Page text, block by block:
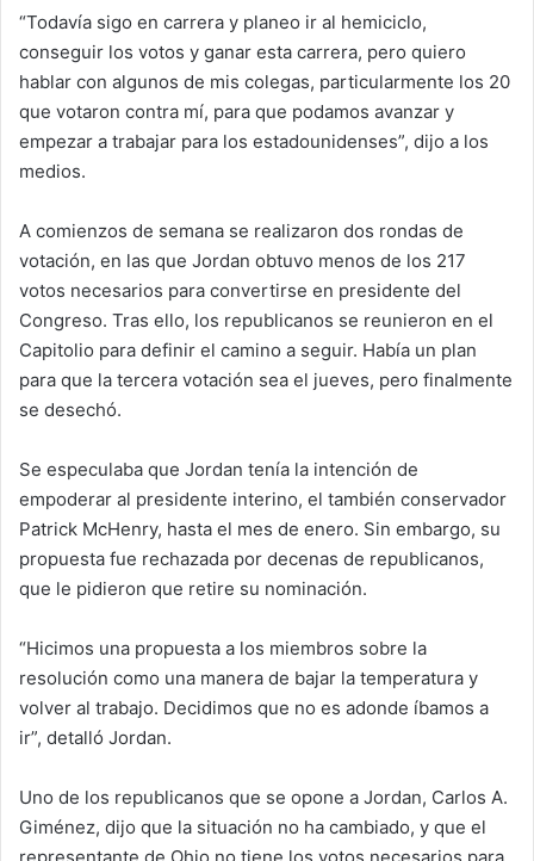
“Todavía sigo en carrera y planeo ir al hemiciclo,
conseguir los votos y ganar esta carrera, pero quiero
hablar con algunos de mis colegas, particularmente los 20
que votaron contra mí, para que podamos avanzar y
empezar a trabajar para los estadounidenses”, dijo a los
medios.
A comienzos de semana se realizaron dos rondas de
votación, en las que Jordan obtuvo menos de los 217
votos necesarios para convertirse en presidente del
Congreso. Tras ello, los republicanos se reunieron en el
Capitolio para definir el camino a seguir. Había un plan
para que la tercera votación sea el jueves, pero finalmente
se desechó.
Se especulaba que Jordan tenía la intención de
empoderar al presidente interino, el también conservador
Patrick McHenry, hasta el mes de enero. Sin embargo, su
propuesta fue rechazada por decenas de republicanos,
que le pidieron que retire su nominación.
“Hicimos una propuesta a los miembros sobre la
resolución como una manera de bajar la temperatura y
volver al trabajo. Decidimos que no es adonde íbamos a
ir”, detalló Jordan.
Uno de los republicanos que se opone a Jordan, Carlos A.
Giménez, dijo que la situación no ha cambiado, y que el